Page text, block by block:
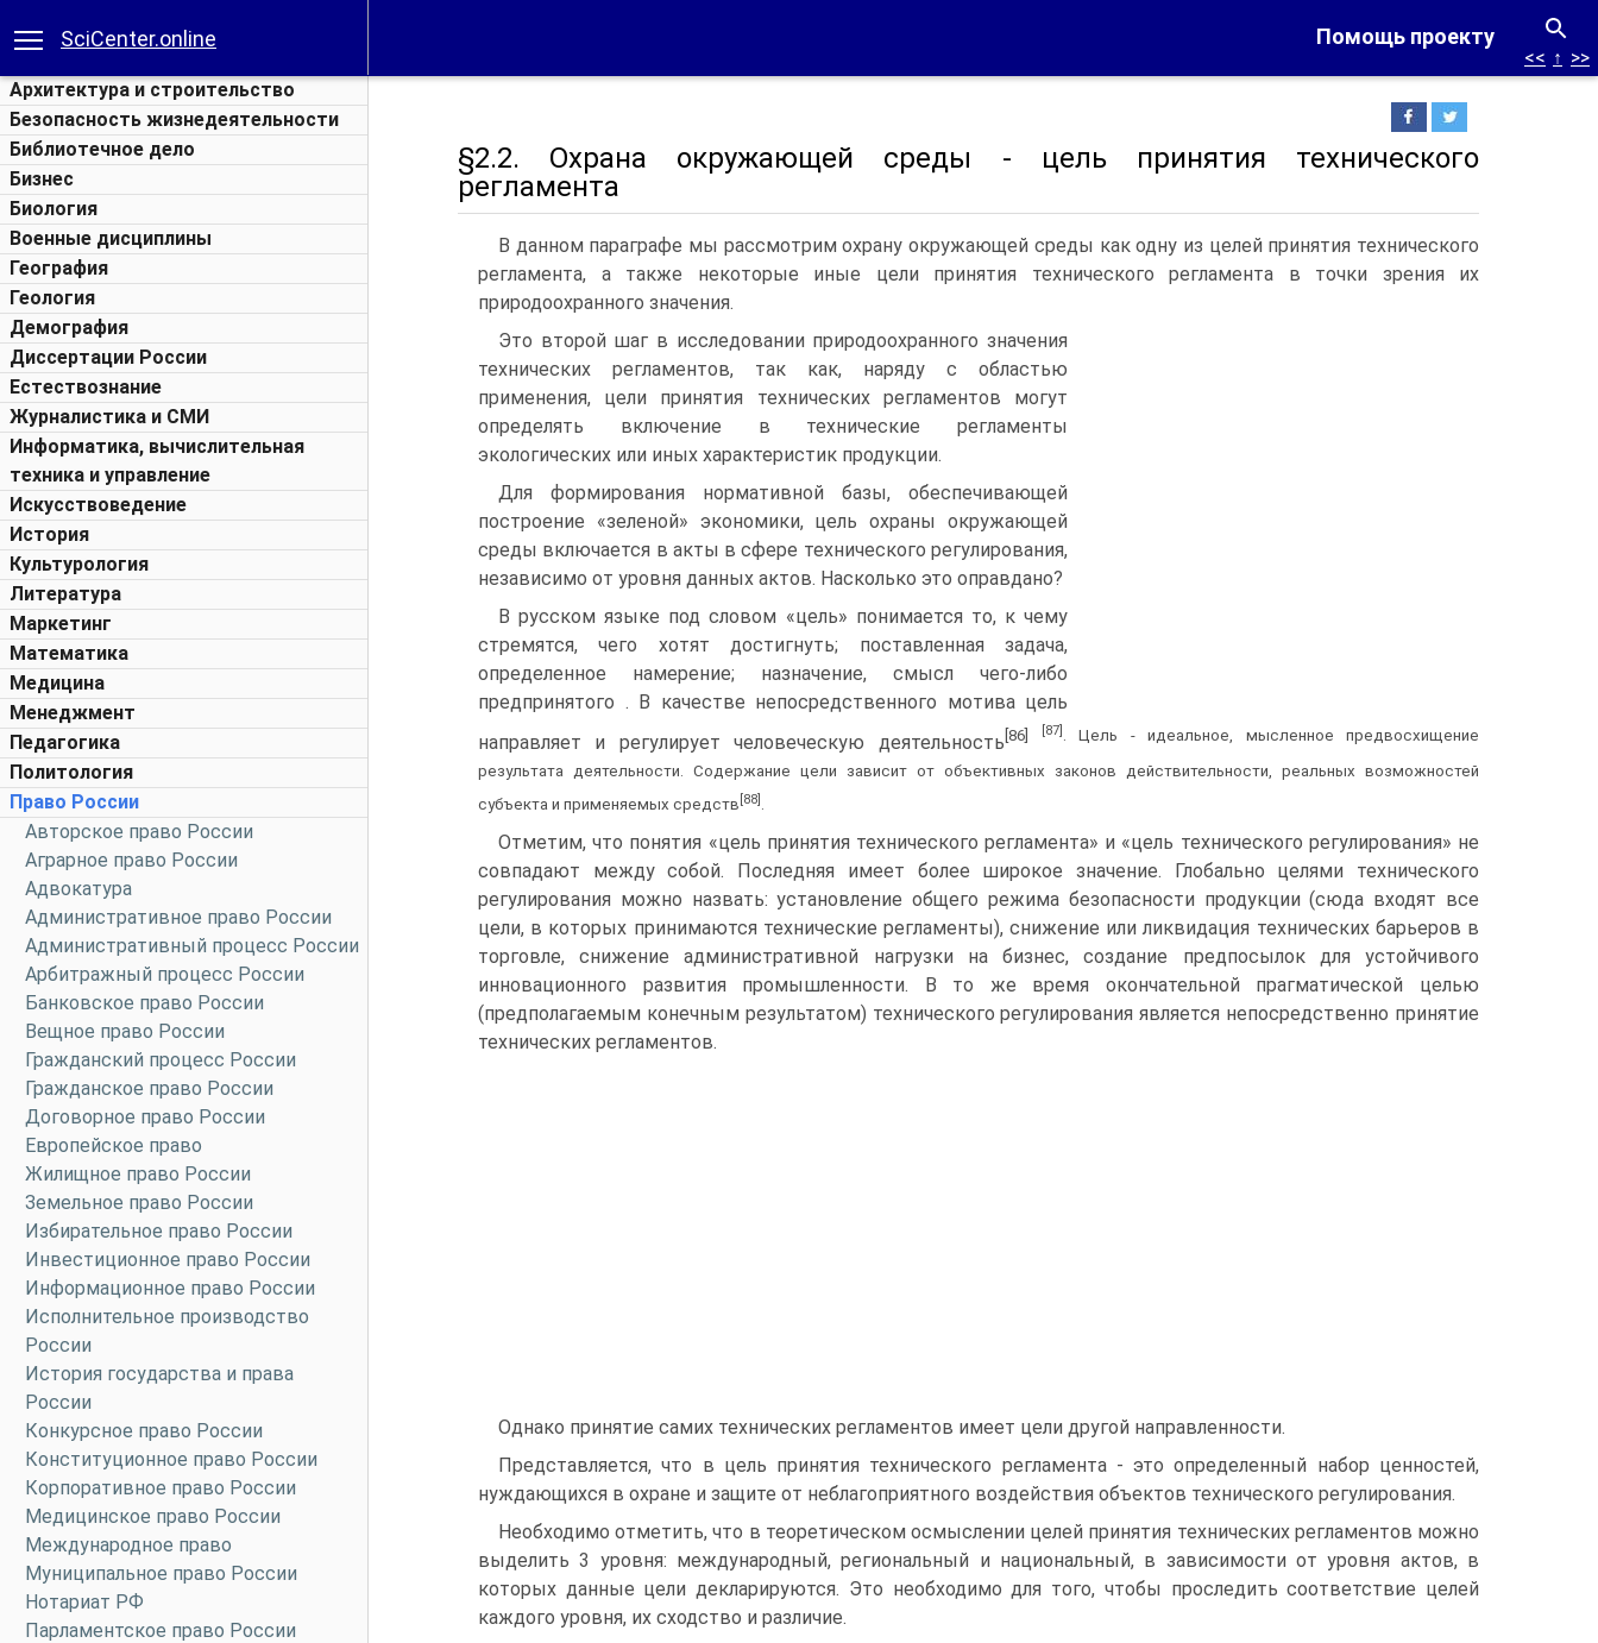
Помощь проекту
SciCenter.online
Архитектура и строительство
Безопасность жизнедеятельности
Библиотечное дело
Бизнес
Биология
Военные дисциплины
География
Геология
Демография
Диссертации России
Естествознание
Журналистика и СМИ
Информатика, вычислительная
техника и управление
Искусствоведение
История
Культурология
Литература
Маркетинг
Математика
Медицина
Менеджмент
Педагогика
Политология
Право России
Авторское право России
Аграрное право России
Адвокатура
Административное право России
Административный процесс России
Арбитражный процесс России
Банковское право России
Вещное право России
Гражданский процесс России
Гражданское право России
Договорное право России
Европейское право
Жилищное право России
Земельное право России
Избирательное право России
Инвестиционное право России
Информационное право России
Исполнительное производство
России
История государства и права
России
Конкурсное право России
Конституционное право России
Корпоративное право России
Медицинское право России
Международное право
Муниципальное право России
Нотариат РФ
Парламентское право России
<< ↑ >>
§2.2. Охрана окружающей среды - цель принятия технического
регламента
В данном параграфе мы рассмотрим охрану окружающей среды как одну из целей принятия технического
регламента, а также некоторые иные цели принятия технического регламента в точки зрения их
природоохранного значения.
Это второй шаг в исследовании природоохранного значения
технических регламентов, так как, наряду с областью
применения, цели принятия технических регламентов могут
определять включение в технические регламенты
экологических или иных характеристик продукции.
Для формирования нормативной базы, обеспечивающей
построение «зеленой» экономики, цель охраны окружающей
среды включается в акты в сфере технического регулирования,
независимо от уровня данных актов. Насколько это оправдано?
В русском языке под словом «цель» понимается то, к чему
стремятся, чего хотят достигнуть; поставленная задача,
определенное намерение; назначение, смысл чего-либо
предпринятого . В качестве непосредственного мотива цель
направляет и регулирует человеческую деятельность [86] [87] . Цель - идеальное, мысленное предвосхищение
результата деятельности. Содержание цели зависит от объективных законов действительности, реальных возможностей
субъекта и применяемых средств [88] .
Отметим, что понятия «цель принятия технического регламента» и «цель технического регулирования» не
совпадают между собой. Последняя имеет более широкое значение. Глобально целями технического
регулирования можно назвать: установление общего режима безопасности продукции (сюда входят все
цели, в которых принимаются технические регламенты), снижение или ликвидация технических барьеров в
торговле, снижение административной нагрузки на бизнес, создание предпосылок для устойчивого
инновационного развития промышленности. В то же время окончательной прагматической целью
(предполагаемым конечным результатом) технического регулирования является непосредственно принятие
технических регламентов.
Однако принятие самих технических регламентов имеет цели другой направленности.
Представляется, что в цель принятия технического регламента - это определенный набор ценностей,
нуждающихся в охране и защите от неблагоприятного воздействия объектов технического регулирования.
Необходимо отметить, что в теоретическом осмыслении целей принятия технических регламентов можно
выделить 3 уровня: международный, региональный и национальный, в зависимости от уровня актов, в
которых данные цели декларируются. Это необходимо для того, чтобы проследить соответствие целей
каждого уровня, их сходство и различие.